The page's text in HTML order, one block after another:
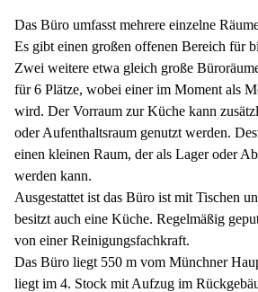
Das Büro umfasst mehrere einzelne
Es gibt einen großen offenen Bereich für
Zwei weitere etwa gleich große
für 6 Plätze, wobei einer im Moment als
wird. Der Vorraum zur Küche kann
oder Aufenthaltsraum genutzt werden.
einen kleinen Raum, der als Lager oder
werden kann.
Ausgestattet ist das Büro ist mit Tischen
besitzt auch eine Küche. Regelmäßig
von einer Reinigungsfachkraft.
Das Büro liegt 550 m vom Münchner
liegt im 4. Stock mit Aufzug im